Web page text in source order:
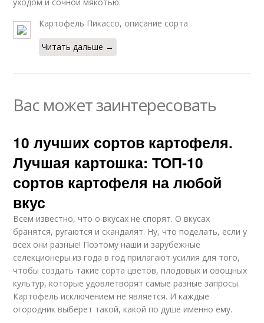
Картофель Пикассо, описание сорта
Читать дальше →
Вас может заинтересовать
10 лучших сортов картофеля.
Лучшая картошка: ТОП-10
сортов картофеля на любой
вкус
Всем известно, что о вкусах не спорят. О вкусах
бранятся, ругаются и скандалят. Ну, что поделать, если у
всех они разные! Поэтому наши и зарубежные
селекционеры из года в год прилагают усилия для того,
чтобы создать такие сорта цветов, плодовых и овощных
культур, которые удовлетворят самые разные запросы.
Картофель исключением не является. И каждые
огородник выберет такой, какой по душе именно ему.